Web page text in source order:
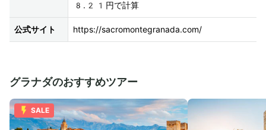
8.21円で計算
公式サイト https://sacromontegranada.com/
グラナダのおすすめツアー
SALE